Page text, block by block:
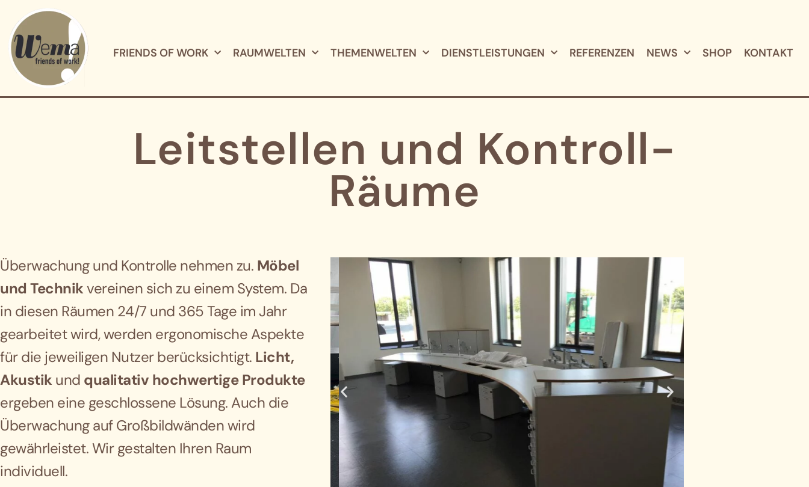
FRIENDS OF WORK RAUMWELTEN THEMENWELTEN DIENSTLEISTUNGEN REFERENZEN NEWS SHOP KONTAKT
Leitstellen und Kontroll-
Räume
Überwachung und Kontrolle nehmen zu. Möbel
und Technikvereinen sich zu einem System. Da
in diesen Räumen 24/7 und 365 Tage im Jahr
gearbeitet wird, werden ergonomische Aspekte
für die jeweiligen Nutzer berücksichtigt. Licht,
Akustikund qualitativ hochwertige Produkte
ergeben eine geschlossene Lösung. Auch die
Überwachung auf Großbildwänden wird
gewährleistet. Wir gestalten Ihren Raum
individuell.